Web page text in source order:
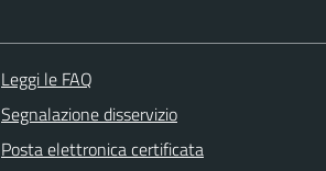
Leggi le FAQ
Segnalazione disservizio
Posta elettronica certificata